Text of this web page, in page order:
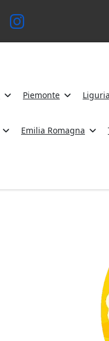
Piemonte Liguria
Emilia Romagna